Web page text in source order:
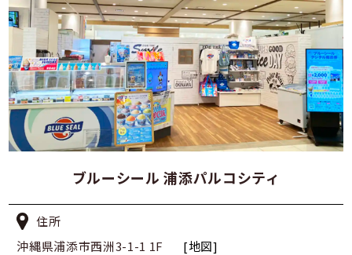
ブルーシール 浦添パルコシティ
住所
沖縄県浦添市西洲3-1-1 1F
[地図]